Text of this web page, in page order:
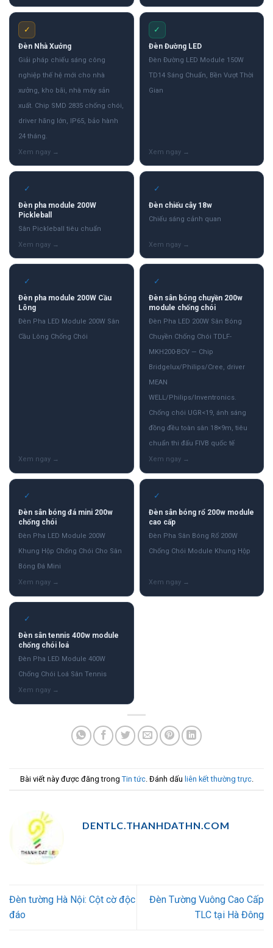
✓
Đèn Nhà Xưởng
Giải pháp chiếu sáng công
nghiệp thế hệ mới cho nhà
xưởng, kho bãi, nhà máy sản
xuất. Chip SMD 2835 chống chói,
driver hãng lớn, IP65, bảo hành
24 tháng.
✓
Đèn Đường LED
Đèn Đường LED Module 150W
TD14 Sáng Chuẩn, Bền Vượt Thời
Gian
✓
Đèn pha module 200W
Pickleball
Sân Pickleball tiêu chuẩn
✓
Đèn chiếu cây 18w
Chiếu sáng cảnh quan
✓
Đèn pha module 200W Cầu
Lông
Đèn Pha LED Module 200W Sân
Cầu Lông Chống Chói
✓
Đèn sân bóng chuyền 200w
module chống chói
Đèn Pha LED 200W Sân Bóng
Chuyền Chống Chói TDLF-
MKH200-BCV — Chip
Bridgelux/Philips/Cree, driver
MEAN
WELL/Philips/Inventronics.
Chống chói UGR<19, ánh sáng
đồng đều toàn sân 18×9m, tiêu
chuẩn thi đấu FIVB quốc tế
✓
Đèn sân bóng đá mini 200w
chống chói
Đèn Pha LED Module 200W
Khung Hộp Chống Chói Cho Sân
Bóng Đá Mini
✓
Đèn sân bóng rổ 200w module
cao cấp
Đèn Pha Sân Bóng Rổ 200W
Chống Chói Module Khung Hộp
✓
Đèn sân tennis 400w module
chống chói loá
Đèn Pha LED Module 400W
Chống Chói Loá Sân Tennis
Bài viết này được đăng trong Tin tức. Đánh dấu liên kết thường trực.
DENTLC.THANHDATHN.COM
Đèn tường Hà Nội: Cột cờ độc
đáo
Đèn Tường Vuông Cao Cấp
TLC tại Hà Đông